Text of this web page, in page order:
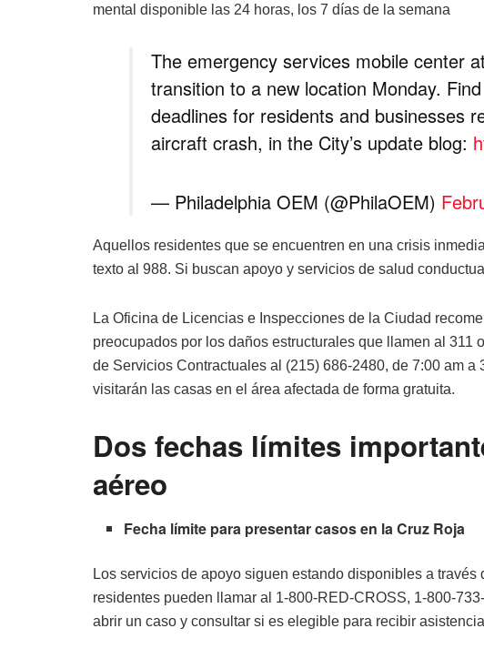
mental disponible las 24 horas, los 7 días de la semana
The emergency services mobile center
transition to a new location Monday.
deadlines for residents and businesses
aircraft crash, in the City’s update blog:
— Philadelphia OEM (@PhilaOEM)
Aquellos residentes que se encuentren en una crisis
texto al 988. Si buscan apoyo y servicios de salud
La Oficina de Licencias e Inspecciones de la Ciudad
preocupados por los daños estructurales que llamen al 311
de Servicios Contractuales al (215) 686-2480, de 7:00 am a
visitarán las casas en el área afectada de forma gratuita.
Dos fechas límites
aéreo
Fecha límite para presentar casos en la Cruz Roja
Los servicios de apoyo siguen estando disponibles a
residentes pueden llamar al 1-800-RED-CROSS, 1-800-
abrir un caso y consultar si es elegible para recibir